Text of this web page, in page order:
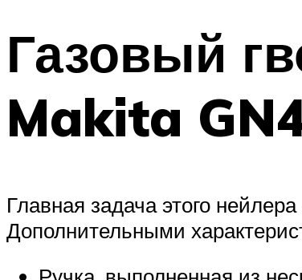
Газовый
Makita
Главная задача этого
Дополнительными